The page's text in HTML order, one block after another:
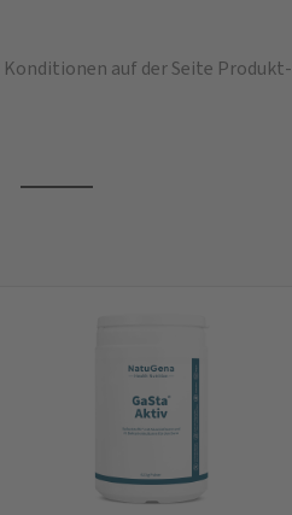
Konditionen auf der Seite Produkt-